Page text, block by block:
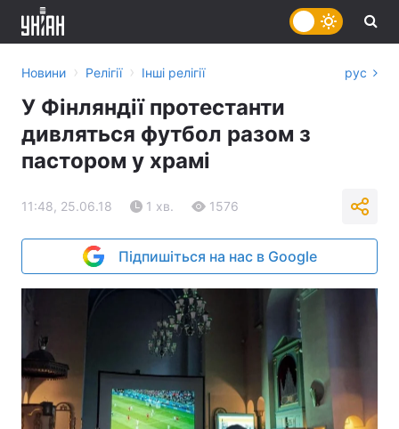
Новини › Релігії › Інші релігії рус
У Фінляндії протестанти
дивляться футбол разом з
пастором у храмі
11:48, 25.06.18 1 хв. 1576
Підпишіться на нас в Google